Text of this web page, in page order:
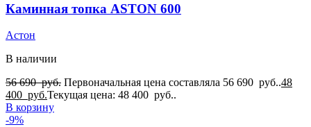
Каминная топка ASTON 600
Астон
В наличии
56 690руб. Первоначальная цена составляла 56 690 руб..48
400 руб.Текущая цена: 48 400 руб..
В корзину
-9%